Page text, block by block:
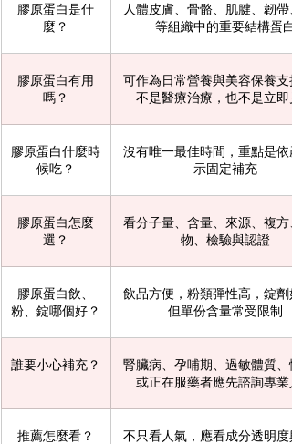
膠原蛋白是什
麼？
人體皮膚、骨骼、肌腱、韌帶
等組織中的重要結構蛋白
膠原蛋白有用
嗎？
可作為日常營養與美容保養支
不是醫療治療，也不是立即
膠原蛋白什麼時
候吃？
沒有唯一最佳時間，重點是依
示固定補充
膠原蛋白怎麼
選？
看分子量、含量、來源、複方
物、檢驗與認證
膠原蛋白飲、
粉、錠哪個好？
飲品方便，粉類彈性高，錠劑
但單份含量常受限制
誰要小心補充？
腎臟病、孕哺期、過敏體質、
或正在服藥者應先諮詢專業
推薦怎麼看？
不只看人氣，應看成分透明度